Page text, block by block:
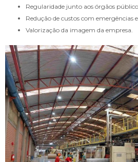
Regularidade junto aos órgãos
Redução de custos com emergências
Valorização da imagem da empresa.